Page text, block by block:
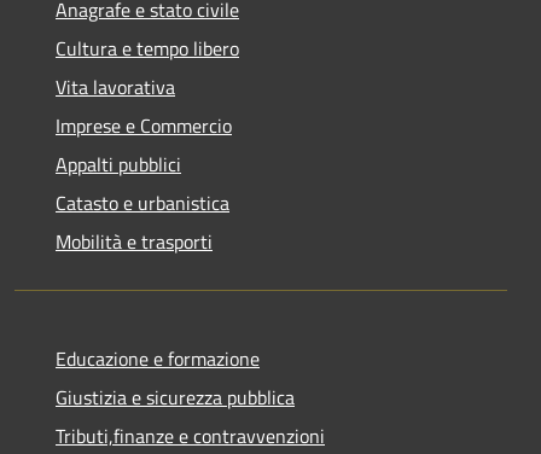
Anagrafe e stato civile
Cultura e tempo libero
Vita lavorativa
Imprese e Commercio
Appalti pubblici
Catasto e urbanistica
Mobilità e trasporti
Educazione e formazione
Giustizia e sicurezza pubblica
Tributi,finanze e contravvenzioni